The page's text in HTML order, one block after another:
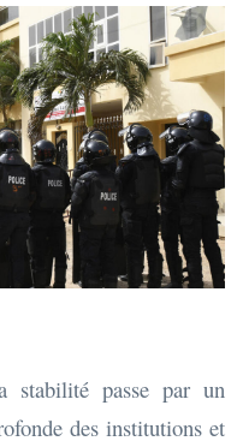
passe par un
des institutions et